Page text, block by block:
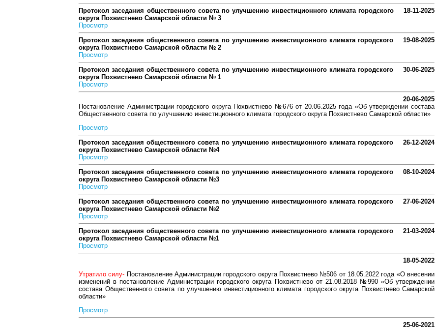
18-11-2025
Протокол заседания общественного совета по улучшению инвестиционного климата городского
округа Похвистнево Самарской области № 3
Просмотр
19-08-2025
Протокол заседания общественного совета по улучшению инвестиционного климата городского
округа Похвистнево Самарской области № 2
Просмотр
30-06-2025
Протокол заседания общественного совета по улучшению инвестиционного климата городского
округа Похвистнево Самарской области № 1
Просмотр
20-06-2025
Постановление Администрации городского округа Похвистнево №676 от 20.06.2025 года «Об утверждении состава
Общественного совета по улучшению инвестиционного климата городского округа Похвистнево Самарской области»
Просмотр
26-12-2024
Протокол заседания общественного совета по улучшению инвестиционного климата городского
округа Похвистнево Самарской области №4
Просмотр
08-10-2024
Протокол заседания общественного совета по улучшению инвестиционного климата городского
округа Похвистнево Самарской области №3
Просмотр
27-06-2024
Протокол заседания общественного совета по улучшению инвестиционного климата городского
округа Похвистнево Самарской области №2
Просмотр
21-03-2024
Протокол заседания общественного совета по улучшению инвестиционного климата городского
округа Похвистнево Самарской области №1
Просмотр
18-05-2022
Утратило силу- Постановление Администрации городского округа Похвистнево №506 от 18.05.2022 года «О внесении
изменений в постановление Администрации городского округа Похвистнево от 21.08.2018 №990 «Об утверждении
состава Общественного совета по улучшению инвестиционного климата городского округа Похвистнево Самарской
области»
Просмотр
25-06-2021